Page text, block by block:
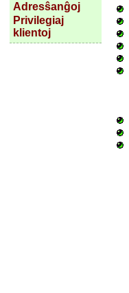
Adresŝanĝoj
Privilegiaj
klientoj